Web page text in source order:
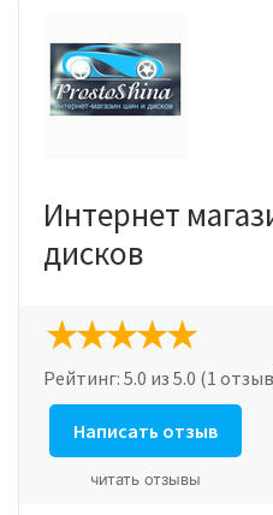
Интернет
дисков
Рейтинг: 5.0 из 5.0 (1
Написать отзыв
читать отзывы